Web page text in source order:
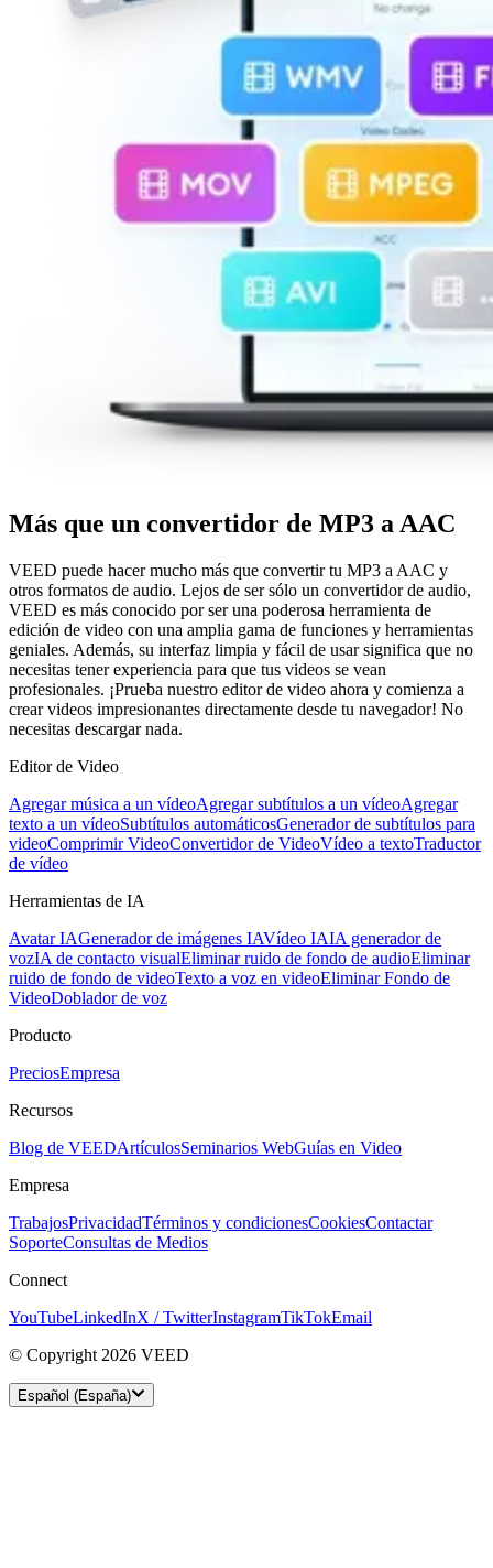
Más que un convertidor de MP3 a AAC
VEED puede hacer mucho más que convertir tu MP3 a AAC y
otros formatos de audio. Lejos de ser sólo un convertidor de audio,
VEED es más conocido por ser una poderosa herramienta de
edición de video con una amplia gama de funciones y herramientas
geniales. Además, su interfaz limpia y fácil de usar significa que no
necesitas tener experiencia para que tus videos se vean
profesionales. ¡Prueba nuestro editor de video ahora y comienza a
crear videos impresionantes directamente desde tu navegador! No
necesitas descargar nada.
Editor de Video
Agregar música a un vídeoAgregar subtítulos a un vídeoAgregar
texto a un vídeoSubtítulos automáticosGenerador de subtítulos para
videoComprimir VideoConvertidor de VideoVídeo a textoTraductor
de vídeo
Herramientas de IA
Avatar IAGenerador de imágenes IAVídeo IAIA generador de
vozIA de contacto visualEliminar ruido de fondo de audioEliminar
ruido de fondo de videoTexto a voz en videoEliminar Fondo de
VideoDoblador de voz
Producto
PreciosEmpresa
Recursos
Blog de VEEDArtículosSeminarios WebGuías en Video
Empresa
TrabajosPrivacidadTérminos y condicionesCookiesContactar
SoporteConsultas de Medios
Connect
YouTubeLinkedInX / TwitterInstagramTikTokEmail
© Copyright 2026 VEED
Español (España)